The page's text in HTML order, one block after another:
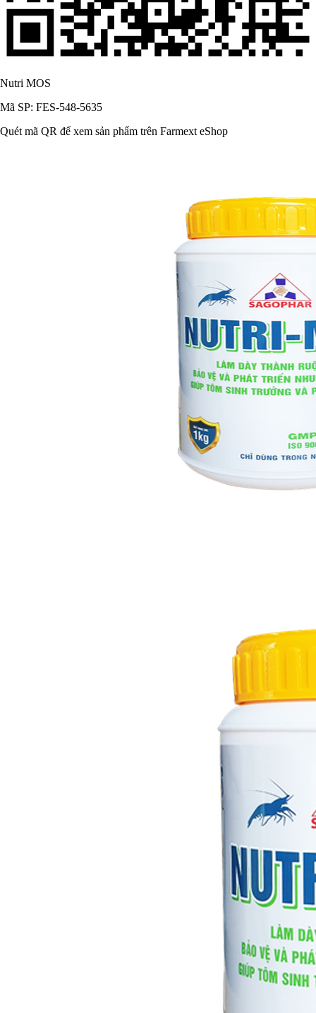
Nutri MOS
Mã SP: FES-548-5635
Quét mã QR để xem sản phẩm trên Farmext eShop